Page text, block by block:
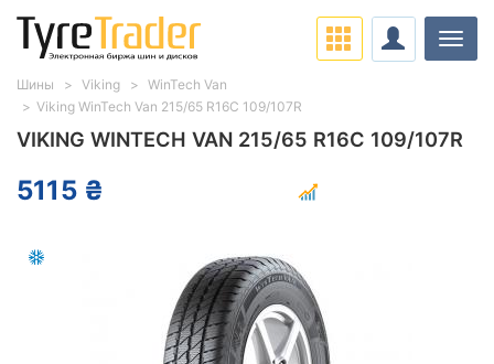
VIKING WINTECH VAN 215/65 R16C 109/107R
5115 ₴
Шины Viking
WinTech Van
Viking WinTech Van 215/65 R16C 109/107R